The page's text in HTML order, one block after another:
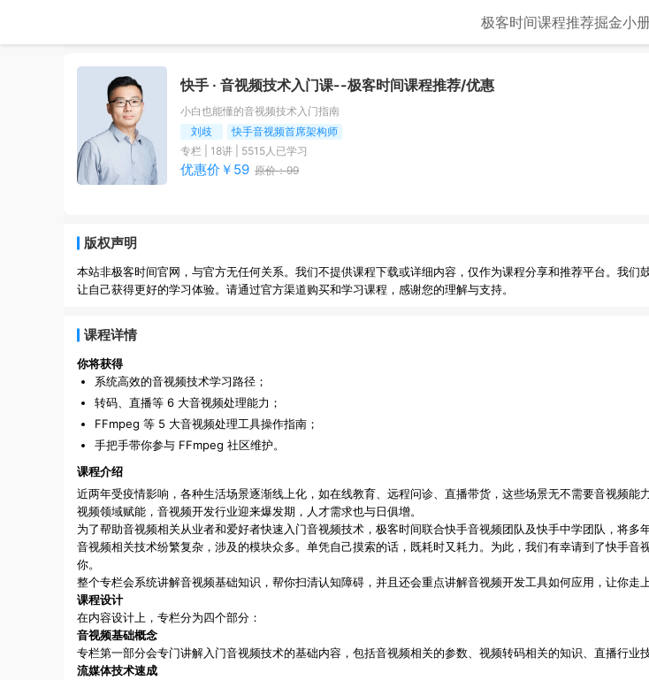
极客时间课程推荐掘金小
快手 · 音视频技术入门课--极客时间课程推荐/优惠
小白也能懂的音视频技术入门指南
刘歧
快手音视频首席架构师
专栏
18讲 | 5515人已学习
优惠价￥ 59 原价：99
版权声明
本站非极客时间官网，与官方无任何关系。我们不提供课程下载或详细内容，仅作为课程分享和推荐平台。我
让自己获得更好的学习体验。请通过官方渠道购买和学习课程，感谢您的理解与支持。
课程详情
你将获得
系统高效的音视频技术学习路径；
转码、直播等 6 大音视频处理能力；
FFmpeg 等 5 大音视频处理工具操作指南；
手把手带你参与 FFmpeg 社区维护。
课程介绍
近两年受疫情影响，各种生活场景逐渐线上化，如在线教育、远程问诊、直播带货，这些场景无不需要音视频
视频领域赋能，音视频开发行业迎来爆发期，人才需求也与日俱增。
为了帮助音视频相关从业者和爱好者快速入门音视频技术，极客时间联合快手音视频团队及快手中学团队，将多
音视频相关技术纷繁复杂，涉及的模块众多。单凭自己摸索的话，既耗时又耗力。为此，我们有幸请到了快手
你。
整个专栏会系统讲解音视频基础知识，帮你扫清认知障碍，并且还会重点讲解音视频开发工具如何应用，让你走
课程设计
在内容设计上，专栏分为四个部分：
音视频基础概念
专栏第一部分会专门讲解入门音视频技术的基础内容，包括音视频相关的参数、视频转码相关的知识、直播行业
流媒体技术速成